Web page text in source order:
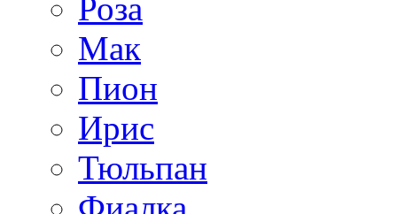
Роза
Мак
Пион
Ирис
Тюльпан